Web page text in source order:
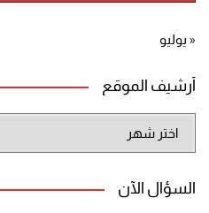
« يوليو
أرشيف الموقع
الموقع
السؤال الآن